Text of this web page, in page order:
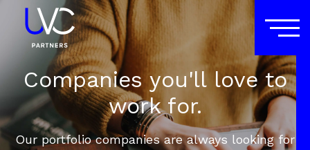
Companies you'll love to
work for.
Our portfolio companies are always looking for